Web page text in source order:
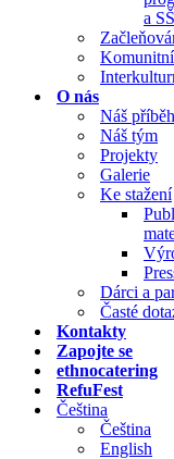
a SŠ
O nás
Náš příběh
Náš tým
Projekty
Galerie
Ke stažení
Dárci a
Časté
Kontakty
Zapojte se
ethnocatering
RefuFest
Čeština
Čeština
English